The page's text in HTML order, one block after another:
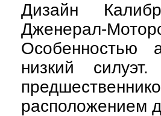
Дизайн
Дженерал-
Особенностью
низкий
расположением